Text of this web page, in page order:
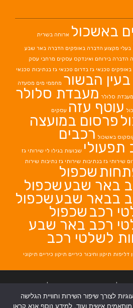
באשכול ארוחה בשרית
בעלי מקצוע הדברה באופקים הדברה באר שבע
הדברה בירוחם ואינדקס עסקים מרחבי עסק
באופקים טכנאי גז בדרום טכנאי גז בנתיבות טכנאי
הבשור מחממי מים מסעדה
מעבדת סלולר מעבדת סלולר
עוטף עזה עסקים
פרסום במועצה
באשכול רכבים
תפעולי שבועות בגילו לי שירותי גז
שירותי גז בנתיבות שירותי גז נתיבות שירות
שכפול
באר שבעשכפול
בבאר שבעשכפול
רכב שכפול
רכב באר שבע
לשלטי רכב
דליפות תיקון וחיבור כיריים תיקון כיריים תיקוני
בבאר שבע |
לצורך שיפור השירות וחוויית הגלישה
אישית ועוד. למידע נוסף אנא קראו